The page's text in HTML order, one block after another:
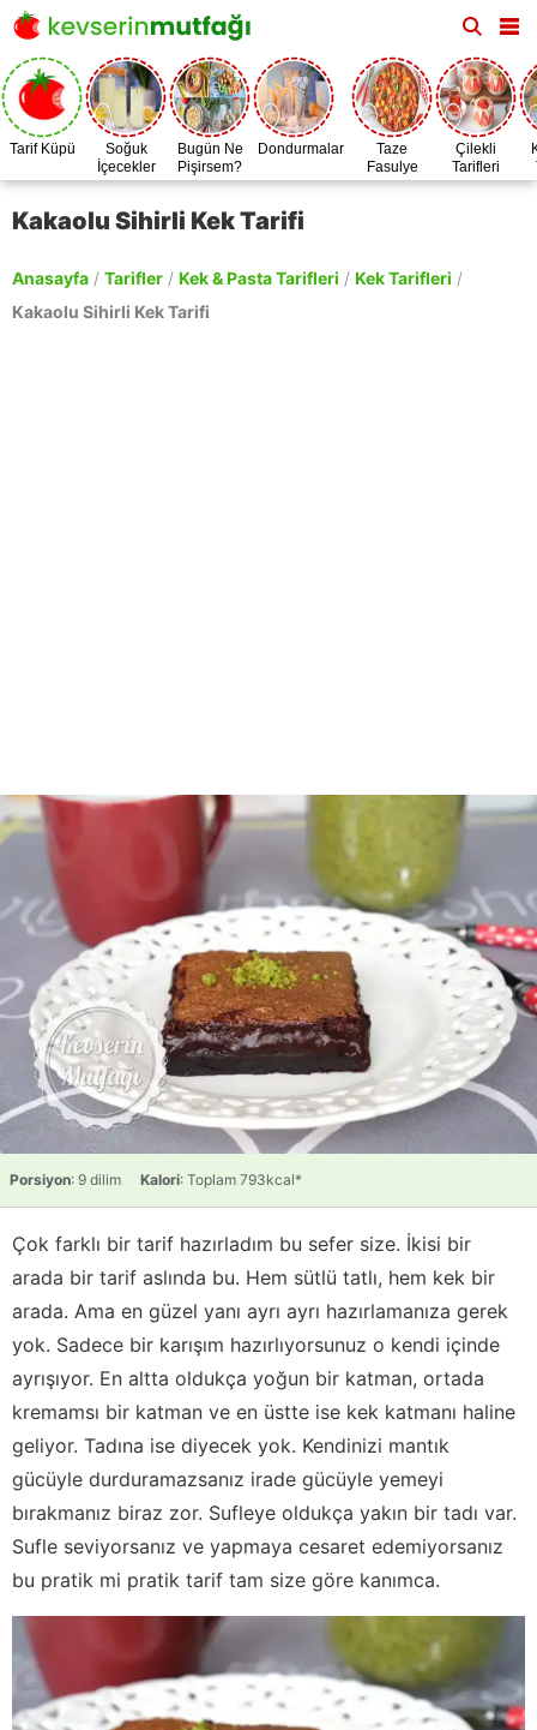
Tarif Küpü
Soğuk
İçecekler
Bugün Ne
Pişirsem?
Dondurmalar
Taze
Fasulye
Zamanı
Çilekli
Tarifleri
Kakaolu Sihirli Kek Tarifi
Anasayfa / Tarifler / Kek & Pasta Tarifleri / Kek Tarifleri /
Kakaolu Sihirli Kek Tarifi
Porsiyon: 9 dilim Kalori: Toplam 793kcal*
Çok farklı bir tarif hazırladım bu sefer size. İkisi bir
arada bir tarif aslında bu. Hem sütlü tatlı, hem kek bir
arada. Ama en güzel yanı ayrı ayrı hazırlamanıza gerek
yok. Sadece bir karışım hazırlıyorsunuz o kendi içinde
ayrışıyor. En altta oldukça yoğun bir katman, ortada
kremamsı bir katman ve en üstte ise kek katmanı haline
geliyor. Tadına ise diyecek yok. Kendinizi mantık
gücüyle durduramazsanız irade gücüyle yemeyi
bırakmanız biraz zor. Sufleye oldukça yakın bir tadı var.
Sufle seviyorsanız ve yapmaya cesaret edemiyorsanız
bu pratik mi pratik tarif tam size göre kanımca.